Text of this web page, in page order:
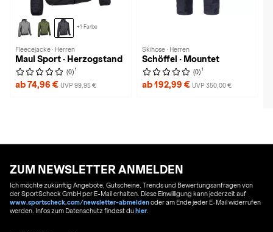
+1 Farbe
Fleecejacke · Herren
Maul Sport · Herzogstand
(0) 1
ab 74,96 € UVP 99,95 €
Skihose · Herren
Schöffel · Mountet
(0) 1
ab 192,99 € UVP 350,00 €
ZUM NEWSLETTER ANMELDEN
Ich möchte zukünftig Angebote, Gutscheine, Trends und Bewertungsanfragen von
der SportScheck GmbH per E-Mail erhalten. Diese Einwilligung kann jederzeit auf
www.sportscheck.com/newsletter-abmeldenoder am Ende jeder E-Mail widerrufen
werden. Infos zum Datenschutz findest duhier